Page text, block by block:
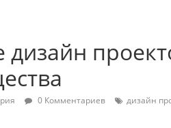
дизайн
0 Комментариев дизайн